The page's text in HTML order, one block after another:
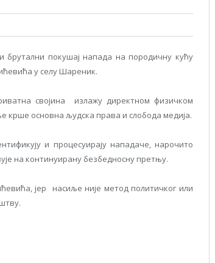
брутални покушај напада на породичну кућу
у селу Шареник.
својина излажу директном физичком
крше основна људска права и слобода медија.
и процесуирају нападаче, нарочито
на континуирану безбедносну претњу.
јер насиље није метод политичког или